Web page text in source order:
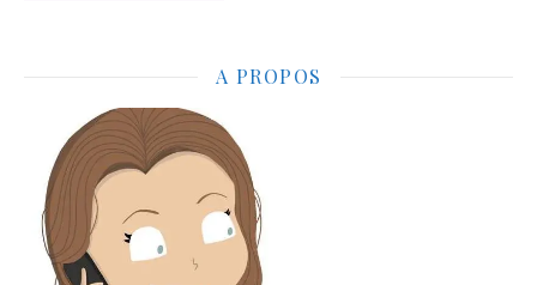
A PROPOS